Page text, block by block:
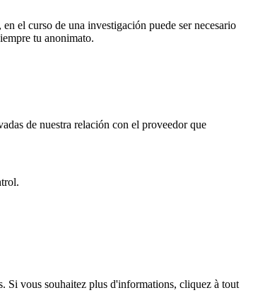
el curso de una investigación puede ser necesario
tu anonimato.
de nuestra relación con el proveedor que
Si vous souhaitez plus d'informations, cliquez à tout